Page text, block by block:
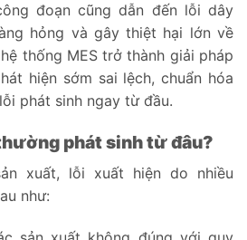
đoạn cũng dẫn đến lỗi dây
hỏng và gây thiệt hại lớn về
thống MES trở thành giải pháp
hiện sớm sai lệch, chuẩn hóa
phát sinh ngay từ đầu.
phát sinh từ đâu?
xuất, lỗi xuất hiện do nhiều
như: